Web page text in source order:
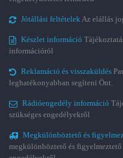
Jótállási feltételek Az elállás
Készlet információ
információról
Reklamáció és visszaküldés
leghatékonyabban segíteni Önt.
Rádióengedély információ
szükséges engedélyekről
Megkülönböztető és
megkülönböztető és figyelmeztető